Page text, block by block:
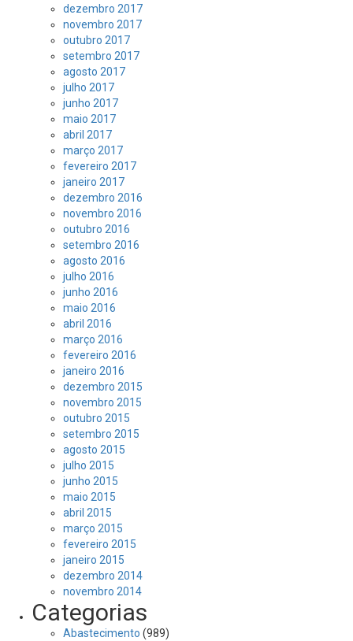
dezembro 2017
novembro 2017
outubro 2017
setembro 2017
agosto 2017
julho 2017
junho 2017
maio 2017
abril 2017
março 2017
fevereiro 2017
janeiro 2017
dezembro 2016
novembro 2016
outubro 2016
setembro 2016
agosto 2016
julho 2016
junho 2016
maio 2016
abril 2016
março 2016
fevereiro 2016
janeiro 2016
dezembro 2015
novembro 2015
outubro 2015
setembro 2015
agosto 2015
julho 2015
junho 2015
maio 2015
abril 2015
março 2015
fevereiro 2015
janeiro 2015
dezembro 2014
novembro 2014
Categorias
Abastecimento (989)